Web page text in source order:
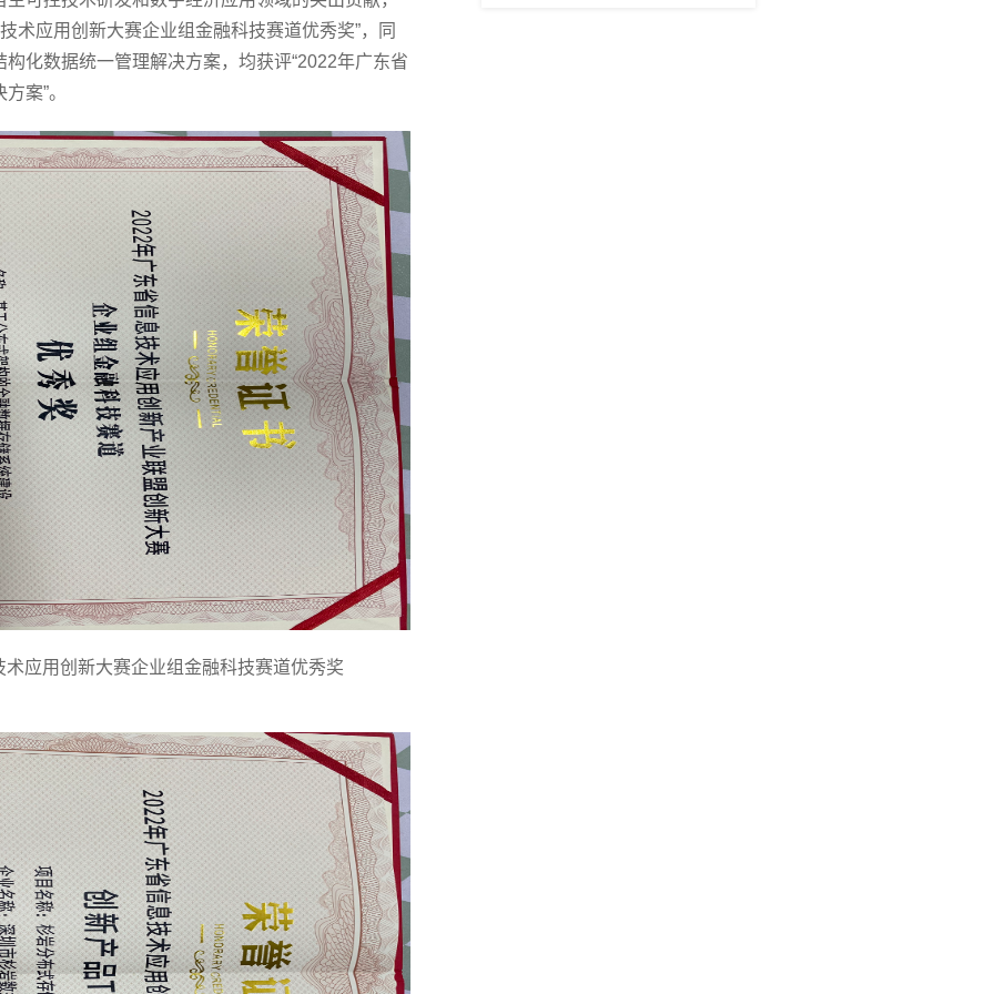
术应用创新大赛企业组金融科技赛道优秀奖”，同
化数据统一管理解决方案，均获评“2022年广东省
案”。
应用创新大赛企业组金融科技赛道优秀奖